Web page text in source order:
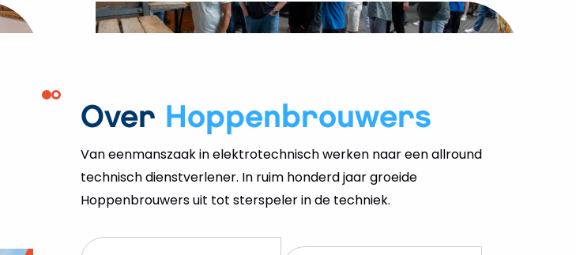
Over Hoppenbrouwers
Van eenmanszaak in elektrotechnisch werken naar een allround
technisch dienstverlener. In ruim honderd jaar groeide
Hoppenbrouwers uit tot sterspeler in de techniek.